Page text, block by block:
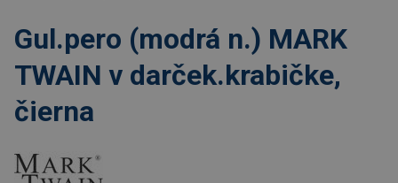
Gul.pero (modrá n.) MARK
TWAIN v darček.krabičke,
čierna